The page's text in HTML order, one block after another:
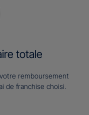
totale
remboursement
de franchise choisi.